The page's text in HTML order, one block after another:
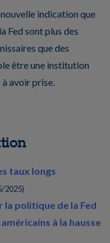
nouvelle indication que
Fed sont plus des
que des
être une institution
à avoir prise.
taux longs
2025)
la politique de la Fed
à la hausse